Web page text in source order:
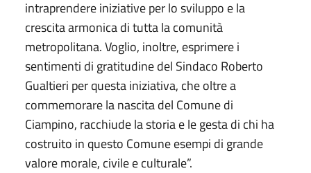
intraprendere iniziative per lo sviluppo e la
crescita armonica di tutta la comunità
metropolitana. Voglio, inoltre, esprimere i
sentimenti di gratitudine del Sindaco Roberto
Gualtieri per questa iniziativa, che oltre a
commemorare la nascita del Comune di
Ciampino, racchiude la storia e le gesta di chi ha
costruito in questo Comune esempi di grande
valore morale, civile e culturale”.